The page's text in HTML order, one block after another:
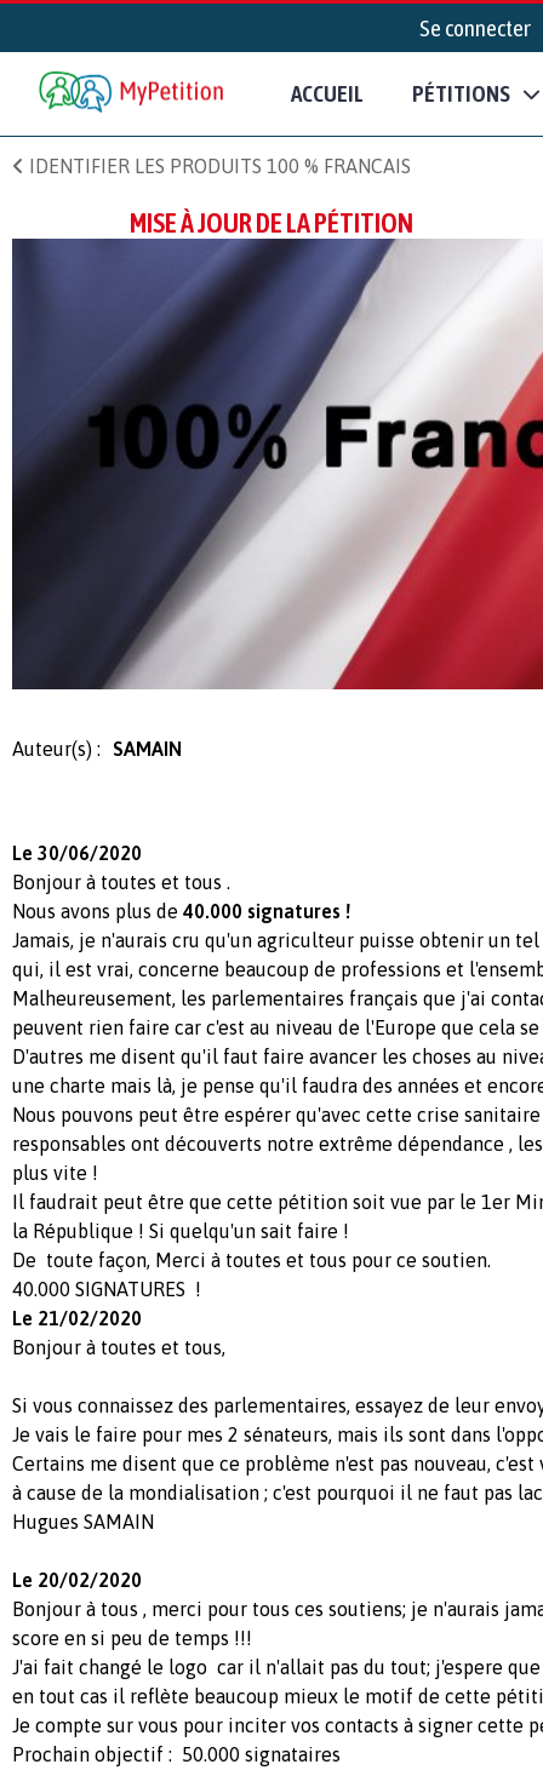
Se connecter
ACCUEIL PÉTITIONS
IDENTIFIER LES PRODUITS 100 % FRANCAIS
MISE À JOUR DE LA PÉTITION
Auteur(s) : SAMAIN
Le 30/06/2020
Bonjour à toutes et tous .
Nous avons plus de 40.000 signatures !
Jamais, je n'aurais cru qu'un agriculteur puisse obtenir un
qui, il est vrai, concerne beaucoup de professions et
Malheureusement, les parlementaires français que j'ai
peuvent rien faire car c'est au niveau de l'Europe que cela
D'autres me disent qu'il faut faire avancer les choses au
une charte mais là, je pense qu'il faudra des années et
Nous pouvons peut être espérer qu'avec cette crise
responsables ont découverts notre extrême dépendance ,
plus vite !
Il faudrait peut être que cette pétition soit vue par le 1er
la République ! Si quelqu'un sait faire !
De toute façon, Merci à toutes et tous pour ce soutien.
40.000 SIGNATURES !
Le 21/02/2020
Bonjour à toutes et tous,
Si vous connaissez des parlementaires, essayez de leur
Je vais le faire pour mes 2 sénateurs, mais ils sont dans
Certains me disent que ce problème n'est pas nouveau,
à cause de la mondialisation ; c'est pourquoi il ne faut pas
Hugues SAMAIN
Le 20/02/2020
Bonjour à tous , merci pour tous ces soutiens; je n'aurais
score en si peu de temps !!!
J'ai fait changé le logo car il n'allait pas du tout; j'espere
en tout cas il reflète beaucoup mieux le motif de cette
Je compte sur vous pour inciter vos contacts à signer cette
Prochain objectif : 50.000 signataires